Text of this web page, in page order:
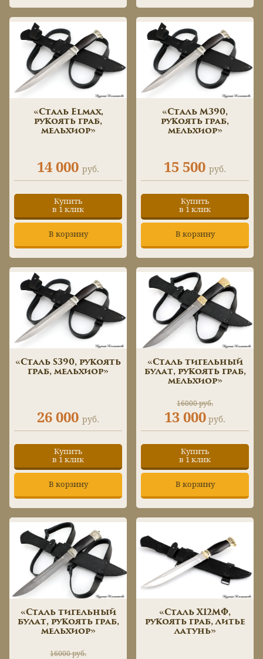
«Сталь Elmax,
рукоять граб,
мельхиор»
14 000 руб.
Купить
в 1 клик
В корзину
«Сталь M390,
рукоять граб,
мельхиор»
15 500 руб.
Купить
в 1 клик
В корзину
«Сталь S390, рукоять
граб, мельхиор»
26 000 руб.
Купить
в 1 клик
В корзину
«Сталь тигельный
булат, рукоять граб,
мельхиор»
13 000 руб.
16000 руб.
Купить
в 1 клик
В корзину
«Сталь тигельный
булат, рукоять граб,
мельхиор»
16000 руб.
«Сталь Х12МФ,
рукоять граб, литье
латунь»